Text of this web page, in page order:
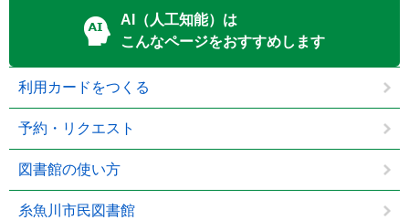
AI（人工知能）は
こんなページをおすすめします
利用カードをつくる
予約・リクエスト
図書館の使い方
糸魚川市民図書館